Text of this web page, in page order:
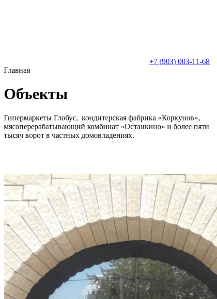
+7 (903) 003-11-68
Главная
Объекты
Гипермаркеты Глобус, кондитерская фабрика «Коркунов»,
мясоперерабатывающий комбинат «Останкино» и более пяти
тысяч ворот в частных домовладениях.